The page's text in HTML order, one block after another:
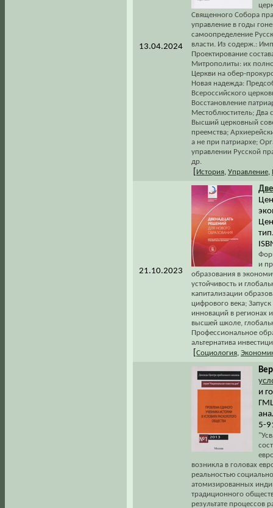
13.04.2024
Священного Собора
управление в годы
самоопределение
власти. Из содерж.:
Проектирование
Митрополиты: их
Церкви на обер-
Новая надежда:
Всероссийского
Восстановление
Местоблюститель; Два
Высший церковный
преемства;
а не при патриархе;
управлении Русской
др.
История Управление
21.10.2023
и
образования в
устойчивость и
капитализации
цифрового века;
инноваций в регионах
высшей школе,
Профессиональное
альтернатива
Социология
и
5-
возникла в головах
реальностью
атомизированных
традиционного
результате процессов